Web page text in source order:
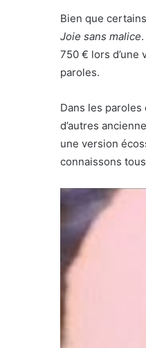
Bien que
Joie sans malice
750 € lors d’une
paroles.
Dans les
d’autres
une version
connaissons